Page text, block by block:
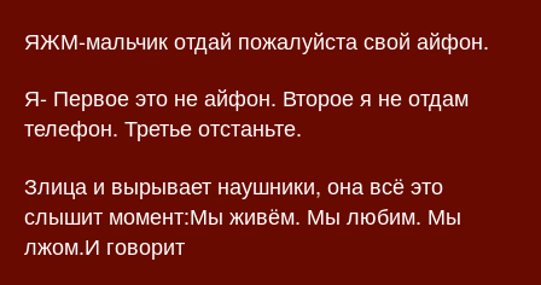
ЯЖМ-мальчик отдай пожалуйста свой айфон.
Я- Первое это не айфон. Второе я не отдам
телефон. Третье отстаньте.
Злица и вырывает наушники, она всё это
слышит момент:Мы живём. Мы любим. Мы
лжом.И говорит